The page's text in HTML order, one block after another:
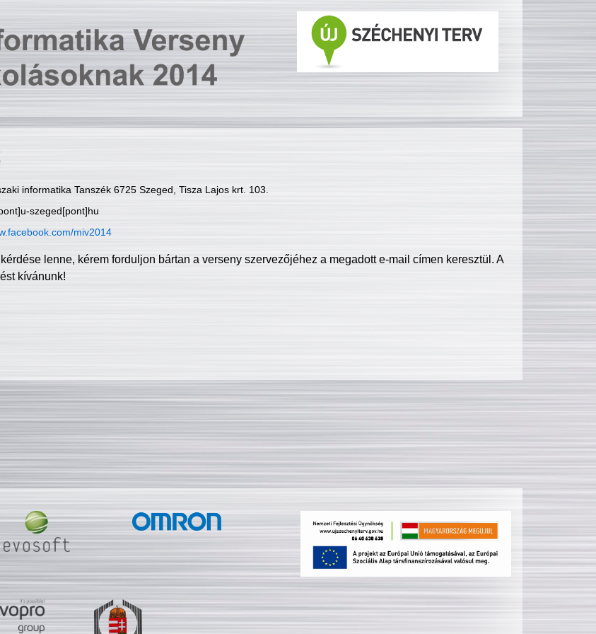
informatika Tanszék 6725 Szeged, Tisza Lajos krt. 103.
szeged[pont]hu
miv2014
lenne, kérem forduljon bártan a verseny szervezőjéhez a megadott e-mail címen keresztül. A
kívánunk!